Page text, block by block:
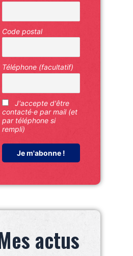
Code postal
Téléphone (facultatif)
J'accepte d'être
contacté·e par mail (et
par téléphone si
rempli)
actus